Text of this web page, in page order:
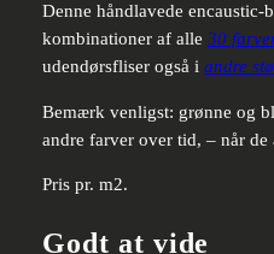
Denne håndlavede
kombinationer af alle 30
udendørsfliser også i andre
Bemærk venligst: grønne og
andre farver over tid, – når de
Pris pr. m2.
Godt at vide